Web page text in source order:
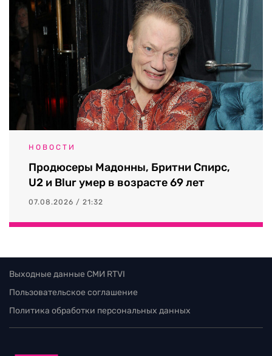
НОВОСТИ
Продюсеры Мадонны, Бритни Спирс,
U2 и Blur умер в возрасте 69 лет
07.08.2026 / 21:32
Выходные данные СМИ RTVI
Пользовательское соглашение
Политика обработки персональных данных